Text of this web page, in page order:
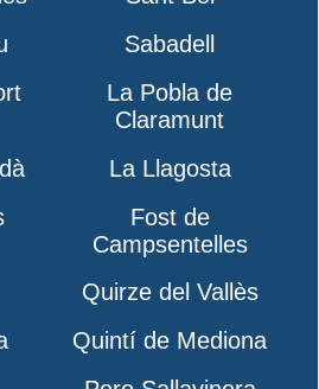
Sabadell
La Pobla de
Claramunt
La Llagosta
Fost de
Campsentelles
Quirze del Vallès
Quintí de Mediona